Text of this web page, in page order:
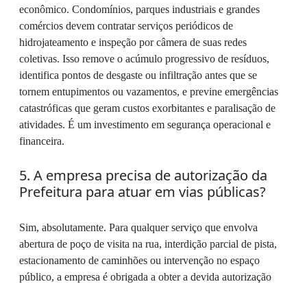
econômico. Condomínios, parques industriais e grandes
comércios devem contratar serviços periódicos de
hidrojateamento e inspeção por câmera de suas redes
coletivas. Isso remove o acúmulo progressivo de resíduos,
identifica pontos de desgaste ou infiltração antes que se
tornem entupimentos ou vazamentos, e previne emergências
catastróficas que geram custos exorbitantes e paralisação de
atividades. É um investimento em segurança operacional e
financeira.
5. A empresa precisa de autorização da
Prefeitura para atuar em vias públicas?
Sim, absolutamente. Para qualquer serviço que envolva
abertura de poço de visita na rua, interdição parcial de pista,
estacionamento de caminhões ou intervenção no espaço
público, a empresa é obrigada a obter a devida autorização